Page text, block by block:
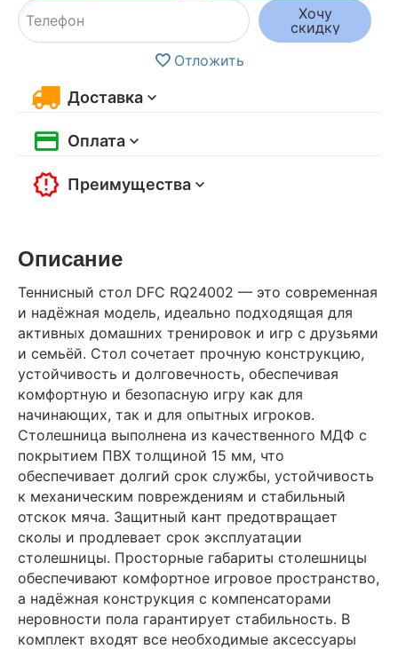
Хочу
скидку
Отложить
Доставка
Оплата
Преимущества
Описание
Теннисный стол DFC RQ24002 — это современная
и надёжная модель, идеально подходящая для
активных домашних тренировок и игр с друзьями
и семьёй. Стол сочетает прочную конструкцию,
устойчивость и долговечность, обеспечивая
комфортную и безопасную игру как для
начинающих, так и для опытных игроков.
Столешница выполнена из качественного МДФ с
покрытием ПВХ толщиной 15 мм, что
обеспечивает долгий срок службы, устойчивость
к механическим повреждениям и стабильный
отскок мяча. Защитный кант предотвращает
сколы и продлевает срок эксплуатации
столешницы. Просторные габариты столешницы
обеспечивают комфортное игровое пространство,
а надёжная конструкция с компенсаторами
неровности пола гарантирует стабильность. В
комплект входят все необходимые аксессуары